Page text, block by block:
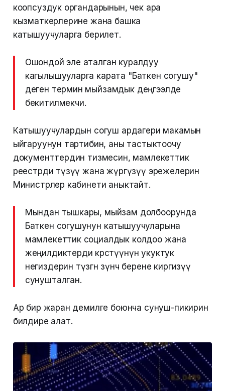
коопсуздук органдарынын, чек ара
кызматкерлерине жана башка
катышуучуларга берилет.
Ошондой эле аталган куралдуу
кагылышууларга карата "Баткен согушу"
деген термин мыйзамдык деңгээлде
бекитилмекчи.
Катышуучулардын согуш ардагери макамын
ыйгаруунун тартибин, аны тастыктоочу
документтердин тизмесин, мамлекеттик
реестрди түзүү жана жүргүзүү эрежелерин
Министрлер кабинети аныктайт.
Мындан тышкары, мыйзам долбоорунда
Баткен согушунун катышуучуларына
мамлекеттик социалдык колдоо жана
жеңилдиктерди көрсөтүүнүн укуктук
негиздерин түзгөн өзүнчө берене киргизүү
сунушталган.
Ар бир жаран демилге боюнча сунуш-пикирин
билдире алат.